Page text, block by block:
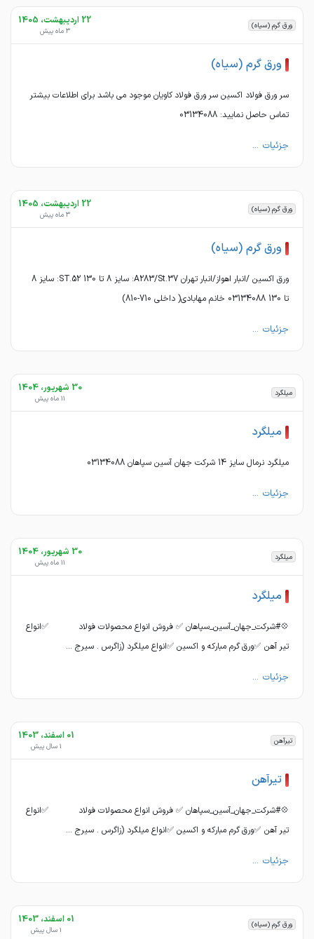
ورق گرم (سیاه) 22 اردیبهشت، 1405
3 ماه پیش
ورق گرم (سیاه)
سر ورق فولاد اکسین سر ورق فولاد کاویان موجود می باشد برای اطلاعات بیشتر
تماس حاصل نمایید: 03134088
جزئیات ...
ورق گرم (سیاه) 22 اردیبهشت، 1405
3 ماه پیش
ورق گرم (سیاه)
ورق اکسین /انبار اهواز/انبار تهران A283/St.37: سایز 8 تا 130 ST.52: سایز 8
تا 130 03134088 خانم مهابادی( داخلی 710-810)
جزئیات ...
میلگرد 30 شهریور، 1404
11 ماه پیش
میلگرد
میلگرد نرمال سایز 14 شرکت جهان آسین سپاهان 03134088
جزئیات ...
میلگرد 30 شهریور، 1404
11 ماه پیش
میلگرد
💠#شرکت_جهان_آسین_سپاهان ✅ فروش انواع محصولات فولاد ✅انواع
تیر آهن ✅ورق گرم مبارکه و اکسین ✅انواع میلگرد (زاگرس . سیرج ...
جزئیات ...
تیرآهن 01 اسفند، 1403
1 سال پیش
تیرآهن
💠#شرکت_جهان_آسین_سپاهان ✅ فروش انواع محصولات فولاد ✅انواع
تیر آهن ✅ورق گرم مبارکه و اکسین ✅انواع میلگرد (زاگرس . سیرج ...
جزئیات ...
ورق گرم (سیاه) 01 اسفند، 1403
1 سال پیش